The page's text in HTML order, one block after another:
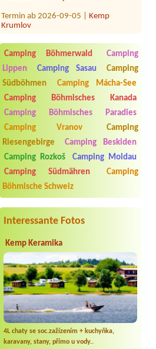
Krumlov
Wilsonka na Dalešické přehradě
1x4L a 1x 3L chatka
Termin ab 2026-07-26 |Kemp Úštěk u
jezera Chmelař
Termin ab 2026-08-08 |Tábořiště
Pikovice
Termin ab 2026-07-27 |
Vodácké
tábořiště Cakle
1x 3L pokoj 3 osoby
Camping Böhmerwald
Camping
Lippen
Camping Sasau
Camping
Südböhmen
Camping Mácha-See
Camping Böhmisches Kanada
Camping Böhmisches Paradies
Camping Vranov
Camping
Riesengebirge
Camping Beskiden
Camping Rozkoš
Camping Moldau
Camping Südmähren
Camping
Böhmische Schweiz
Interessante Fotos
Kemp Keramika
4L chaty se soc.zažízením + kuchyňka,
karavany, stany, přímo u vody..